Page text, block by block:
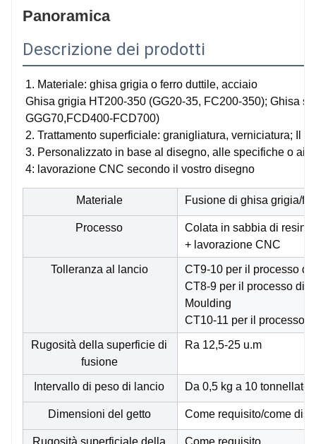
ad alto traffico. Spesso sono dotati di meccanismi di
blocco per impedire l'accesso non autorizzato.
In grado di funzionare in varie condizioni climatiche,
comprese temperature e umidità estreme, garantendo
la funzionalità in diversi ambienti.
Panoramica
Descrizione dei prodotti
1. Materiale: ghisa grigia o ferro duttile, acciaio
Ghisa grigia HT200-350 (GG20-35, FC200-350); Ghisa
GGG70,FCD400-FCD700)
2. Trattamento superficiale: granigliatura, verniciatura; Il
3. Personalizzato in base al disegno, alle specifiche o ai
4: lavorazione CNC secondo il vostro disegno
Materiale Fusione di ghisa grigia/
Processo
Colata in sabbia di
+ lavorazione CNC
Tolleranza al lancio
CT9-10 per il processo di
CT8-9 per il processo di
Moulding
CT10-11 per il processo
Rugosità della superficie di
fusione
Ra 12,5-25 u.m
Intervallo di peso di lancio Da 0,5 kg a 10 tonnellate
Dimensioni del getto Come requisito/come
Rugosità superficiale della
Come requisito